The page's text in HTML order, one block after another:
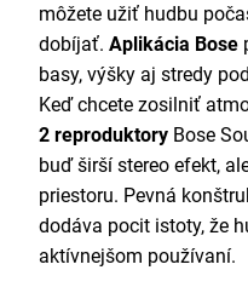
môžete užiť hudbu
dobíjať. Aplikácia Bose
basy, výšky aj stredy
Keď chcete zosilniť
2 reproduktory Bose
buď širší stereo efekt,
priestoru. Pevná
dodáva pocit istoty, že
aktívnejšom používaní.